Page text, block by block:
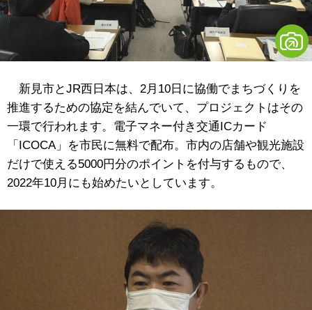
新見市とJR西日本は、2月10日に協働でまちづくりを
推進するための協定を結んでいて、プロジェクトはその
一環で行われます。電子マネー付き交通ICカード
「ICOCA」を市民に無料で配布。市内の店舗や観光施設
だけで使える5000円分のポイントを付与するもので、
2022年10月にも始めたいとしています。